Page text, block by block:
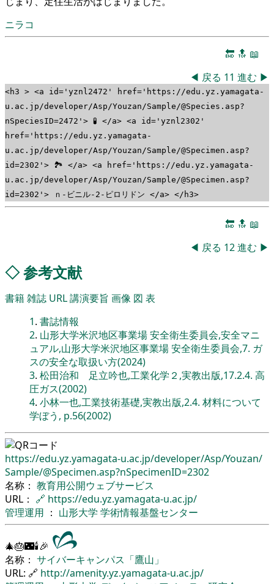
ニラコ
🔚 🔝 📖
◀ 戻る 11 進む ▶
<h3 > <a id='yznl2472' href='https://edu.yz.yamagata-
u.ac.jp/developer/Asp/Youzan/Sample/@Species.asp?
nSpeciesID=2472'> 🧪 </a> <a id='yznl2302'
href='https://edu.yz.yamagata-
u.ac.jp/developer/Asp/Youzan/Sample/@Specimen.asp?
id=2302'> 🏞 </a> <a href='https://edu.yz.yamagata-
u.ac.jp/developer/Asp/Youzan/Sample/@Specimen.asp?
id=2302'> ｎ-ビニル-2-ピロリドン </a> </h3>
🔚 🔝 📖
◀ 戻る 12進む ▶
◇参考文献
書籍雑誌 URL講演要旨 画像 図 表
1. 書誌情報
2. 山形大学米沢地区事業場 安全衛生委員会,安全マニ
ュアル,山形大学米沢地区事業場 安全衛生委員会,7. ガ
スの安全な取扱い方(2024)
3. 松田治和 足立吟也,工業化学２,実教出版,17.2.4. 高
圧ガス(2002)
4. 小林一也,工業技術基礎,実教出版,2.4. 材料について
学ぼう, p.56(2002)
https://edu.yz.yamagata-u.ac.jp/developer/Asp/Youzan/
Sample/@Specimen.asp?nSpecimenID=2302
名称： 教育用公開ウェブサービス
URL： 🔗 https://edu.yz.yamagata-u.ac.jp/
管理運用 ： 山形大学 学術情報基盤センター
🎄🎂🌃🕯🎉
名称： サイバーキャンパス「鷹山」
URL: 🔗 http://amenity.yz.yamagata-u.ac.jp/